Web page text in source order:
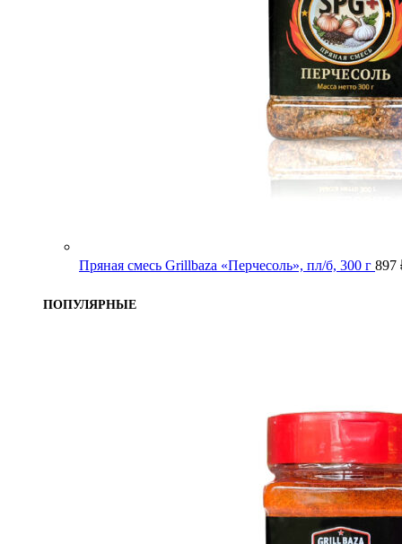
Пряная смесь Grillbaza «Перчесоль», пл/б, 300 г 897
ПОПУЛЯРНЫЕ